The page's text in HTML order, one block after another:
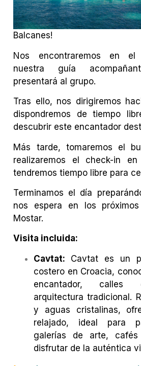
Balcanes!
Nos encontraremos en el
nuestra guía
presentará al grupo.
Tras ello, nos dirigiremos
dispondremos de tiempo
descubrir este encantador
Más tarde, tomaremos el
realizaremos el check-in
tendremos tiempo libre para
Terminamos el día
nos espera en los
Mostar.
Visita incluida:
Cavtat: Cavtat es un
costero en Croacia,
encantador, calles
arquitectura tradicional.
y aguas cristalinas,
relajado, ideal para
galerías de arte,
disfrutar de la auténtica